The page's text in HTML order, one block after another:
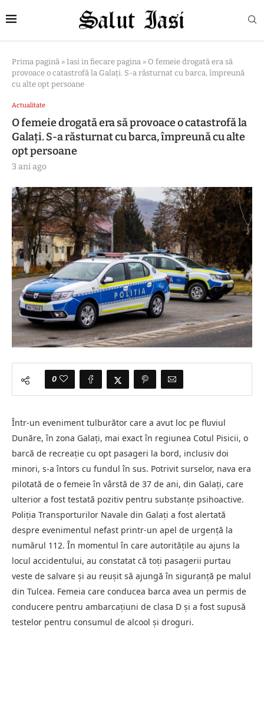
Prima pagină » Iasi in fiecare pagina » O femeie drogată era să
provoace o catastrofă la Galați. S-a răsturnat cu barca, împreună
cu alte opt persoane
Actualitate
O femeie drogată era să provoace o catastrofă la
Galați. S-a răsturnat cu barca, împreună cu alte
opt persoane
3 ani ago
0
Într-un eveniment tulburător care a avut loc pe fluviul
Dunăre, în zona Galați, mai exact în regiunea Cotul Pisicii, o
barcă de recreație cu opt pasageri la bord, inclusiv doi
minori, s-a întors cu fundul în sus. Potrivit surselor, nava era
pilotată de o femeie în vârstă de 37 de ani, din Galați, care
ulterior a fost testată pozitiv pentru substanțe psihoactive.
Poliția Transporturilor Navale din Galați a fost alertată
despre evenimentul nefast printr-un apel de urgență la
numărul 112. În momentul în care autoritățile au ajuns la
locul accidentului, au constatat că toți pasagerii purtau
veste de salvare și au reușit să ajungă în siguranță pe malul
din Tulcea. Femeia care conducea barca avea un permis de
conducere pentru ambarcațiuni de clasa D și a fost supusă
testelor pentru consumul de alcool și droguri.